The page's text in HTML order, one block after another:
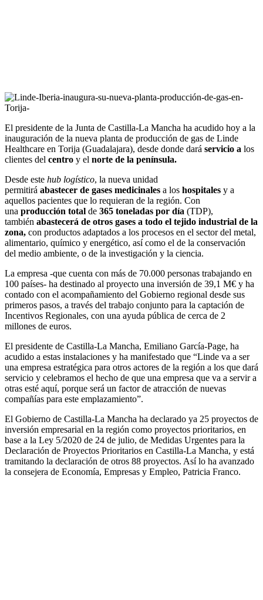
El presidente de la Junta de Castilla-La Mancha ha acudido hoy a la
inauguración de la nueva planta de producción de gas de Linde
Healthcare en Torija (Guadalajara), desde donde dará servicio a los
clientes del centro y el norte de la península.
Desde este hub logístico, la nueva unidad
permitirá abastecer de gases medicinales a los hospitales y a
aquellos pacientes que lo requieran de la región. Con
una producción total de 365 toneladas por día (TDP),
también abastecerá de otros gases a todo el tejido industrial de la
zona, con productos adaptados a los procesos en el sector del metal,
alimentario, químico y energético, así como el de la conservación
del medio ambiente, o de la investigación y la ciencia.
La empresa -que cuenta con más de 70.000 personas trabajando en
100 países- ha destinado al proyecto una inversión de 39,1 M€ y ha
contado con el acompañamiento del Gobierno regional desde sus
primeros pasos, a través del trabajo conjunto para la captación de
Incentivos Regionales, con una ayuda pública de cerca de 2
millones de euros.
El presidente de Castilla-La Mancha, Emiliano García-Page, ha
acudido a estas instalaciones y ha manifestado que “Linde va a ser
una empresa estratégica para otros actores de la región a los que dará
servicio y celebramos el hecho de que una empresa que va a servir a
otras esté aquí, porque será un factor de atracción de nuevas
compañías para este emplazamiento”.
El Gobierno de Castilla-La Mancha ha declarado ya 25 proyectos de
inversión empresarial en la región como proyectos prioritarios, en
base a la Ley 5/2020 de 24 de julio, de Medidas Urgentes para la
Declaración de Proyectos Prioritarios en Castilla-La Mancha, y está
tramitando la declaración de otros 88 proyectos. Así lo ha avanzado
la consejera de Economía, Empresas y Empleo, Patricia Franco.